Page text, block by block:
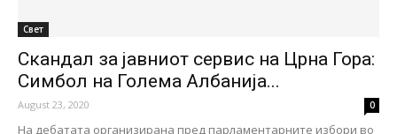
Свет
Скандал за јавниот сервис на Црна Гора:
Симбол на Голема Албанија...
August 23, 2020 0
На дебатата организирана пред парламентарните избори во